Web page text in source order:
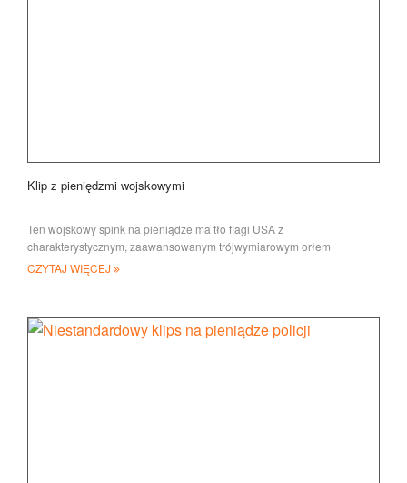
Klip z pieniędzmi wojskowymi
Ten wojskowy spink na pieniądze ma tło flagi USA z
charakterystycznym, zaawansowanym trójwymiarowym orłem
wojskowym, wybitym brązem i miękkim kolorem
CZYTAJ WIĘCEJ